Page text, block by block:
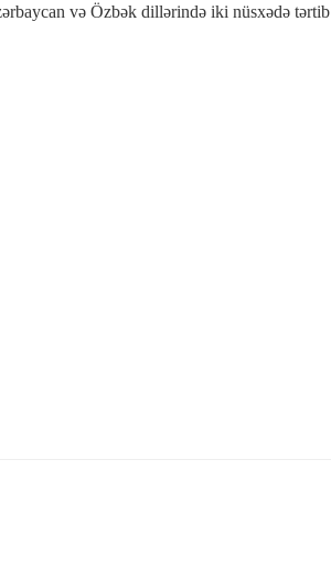
və Özbək dillərində iki nüsxədə tərtib